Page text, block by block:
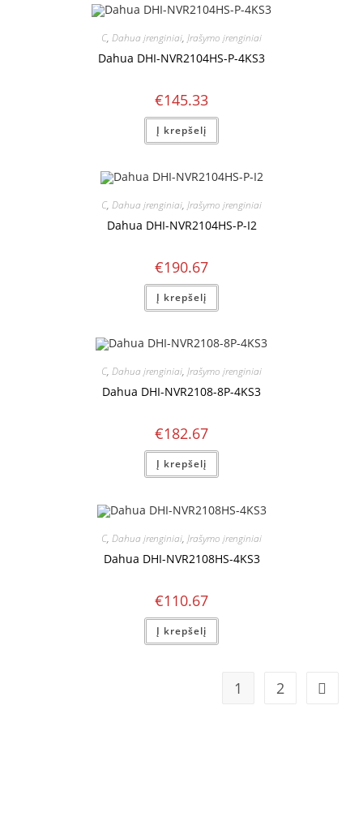
C, Dahua įrenginiai, Įrašymo įrenginiai
Dahua DHI-NVR2104HS-P-4KS3
€145.33
Į krepšelį
C, Dahua įrenginiai, Įrašymo įrenginiai
Dahua DHI-NVR2104HS-P-I2
€190.67
Į krepšelį
C, Dahua įrenginiai, Įrašymo įrenginiai
Dahua DHI-NVR2108-8P-4KS3
€182.67
Į krepšelį
C, Dahua įrenginiai, Įrašymo įrenginiai
Dahua DHI-NVR2108HS-4KS3
€110.67
Į krepšelį
1 2